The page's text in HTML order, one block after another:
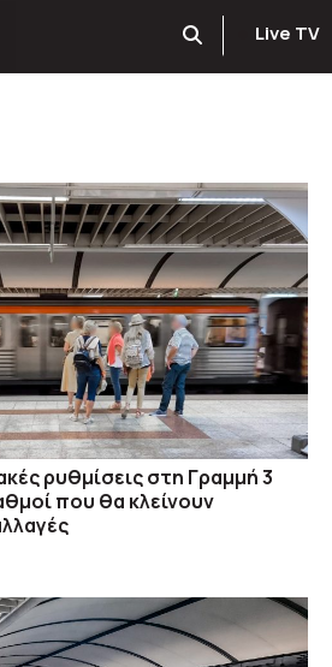
Live TV
ρυθμίσεις στη Γραμμή 3
που θα κλείνουν